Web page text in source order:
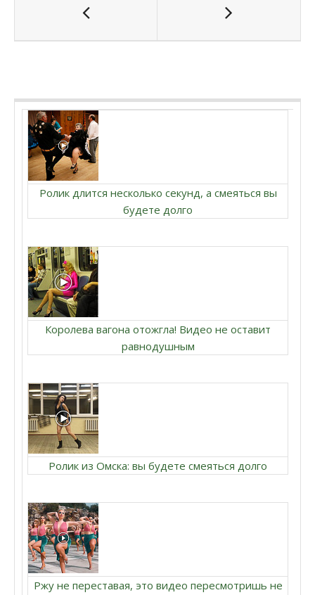
Ролик длится несколько секунд, а смеяться вы
будете долго
Королева вагона отожгла! Видео не оставит
равнодушным
Ролик из Омска: вы будете смеяться долго
Ржу не переставая, это видео пересмотришь не